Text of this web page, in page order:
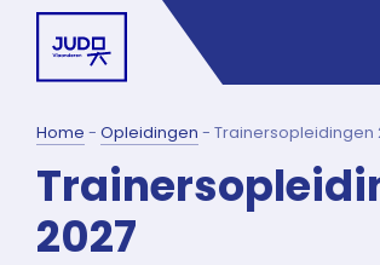
Home - Opleidingen - Trainersopleidingen
2027